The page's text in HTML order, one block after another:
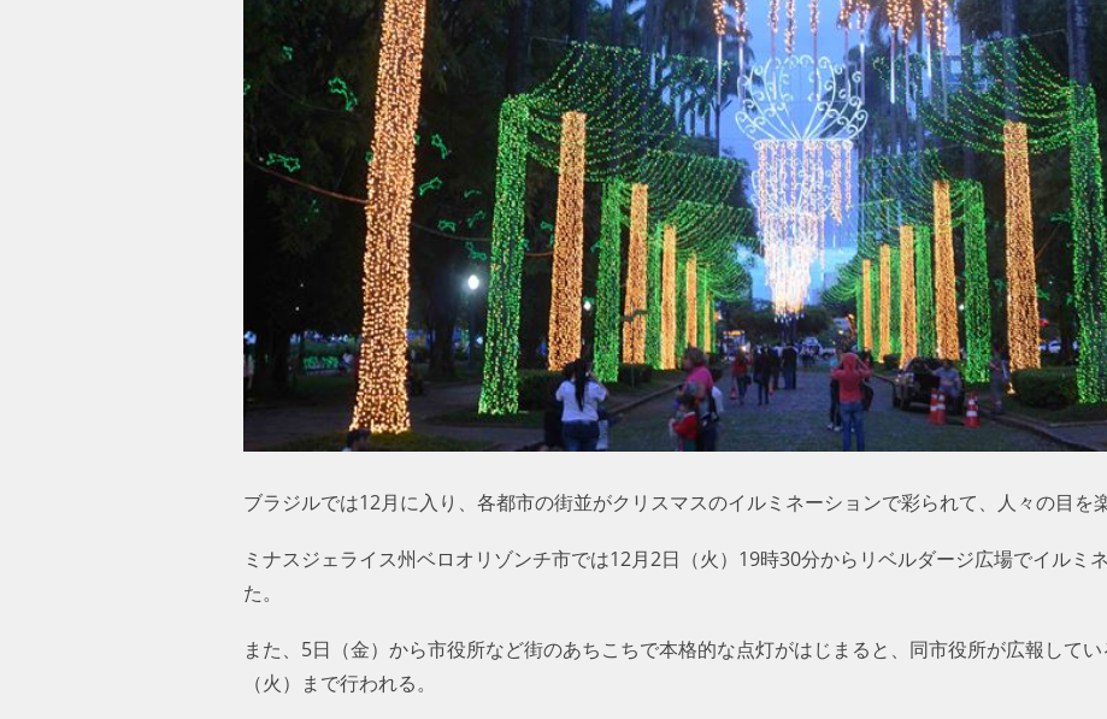
ビジネス
コラム
ブラジルでは12月に入り、各都市の街並がクリスマスのイルミネーションで彩られて、人々の目を
ミナスジェライス州ベロオリゾンチ市では12月2日（火）19時30分からリベルダージ広場でイルミ
た。
また、5日（金）から市役所など街のあちこちで本格的な点灯がはじまると、同市役所が広報して
（火）まで行われる。